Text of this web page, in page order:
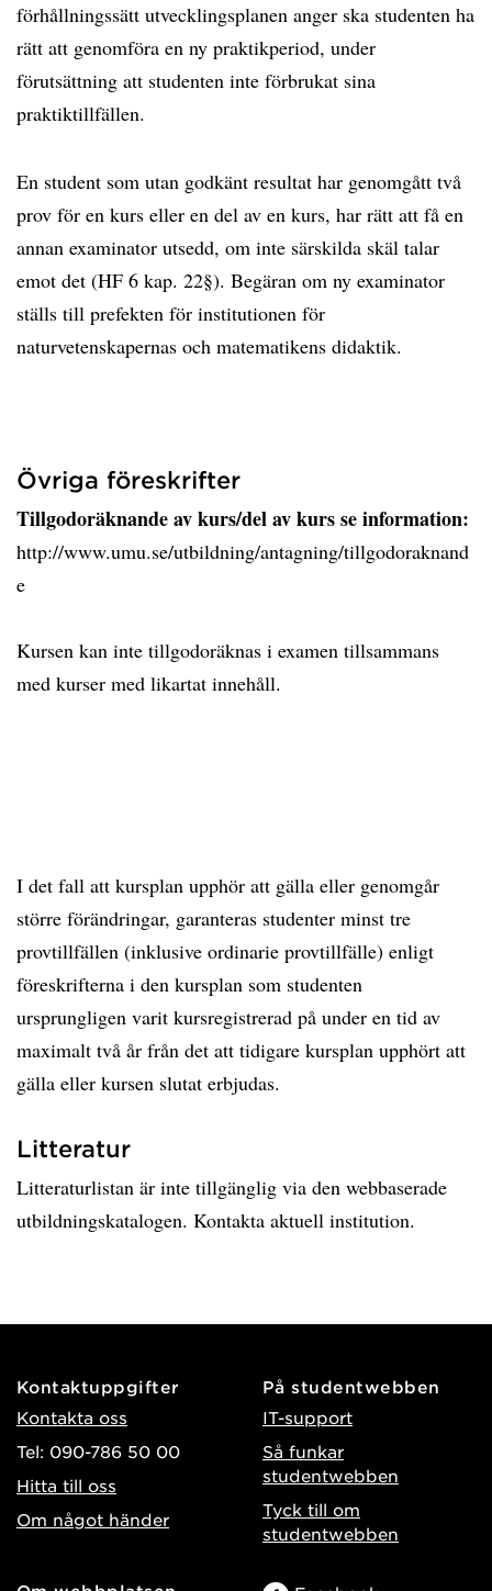
förhållningssätt utvecklingsplanen anger ska studenten ha
rätt att genomföra en ny praktikperiod, under
förutsättning att studenten inte förbrukat sina
praktiktillfällen.
En student som utan godkänt resultat har genomgått två
prov för en kurs eller en del av en kurs, har rätt att få en
annan examinator utsedd, om inte särskilda skäl talar
emot det (HF 6 kap. 22§). Begäran om ny examinator
ställs till prefekten för institutionen för
naturvetenskapernas och matematikens didaktik.
Övriga föreskrifter
Tillgodoräknande av kurs/del av kurs se information:
http://www.umu.se/utbildning/antagning/tillgodoraknand
e
Kursen kan inte tillgodoräknas i examen tillsammans
med kurser med likartat innehåll.
I det fall att kursplan upphör att gälla eller genomgår
större förändringar, garanteras studenter minst tre
provtillfällen (inklusive ordinarie provtillfälle) enligt
föreskrifterna i den kursplan som studenten
ursprungligen varit kursregistrerad på under en tid av
maximalt två år från det att tidigare kursplan upphört att
gälla eller kursen slutat erbjudas.
Litteratur
Litteraturlistan är inte tillgänglig via den webbaserade
utbildningskatalogen. Kontakta aktuell institution.
Kontaktuppgifter
Kontakta oss
Tel: 090-786 50 00
Hitta till oss
Om något händer
På studentwebben
IT-support
Så funkar
studentwebben
Tyck till om
studentwebben